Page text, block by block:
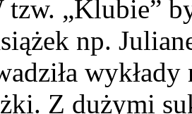
tzw. „Klubie”
np.
Z dużymi